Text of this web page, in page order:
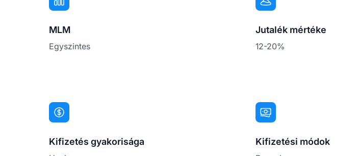
MLM
Egyszintes
Jutalék mértéke
12-20%
Kifizetés gyakorisága Kifizetési módok